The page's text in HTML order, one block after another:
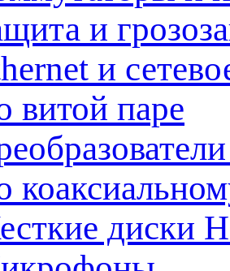
и
и
витой паре
диски